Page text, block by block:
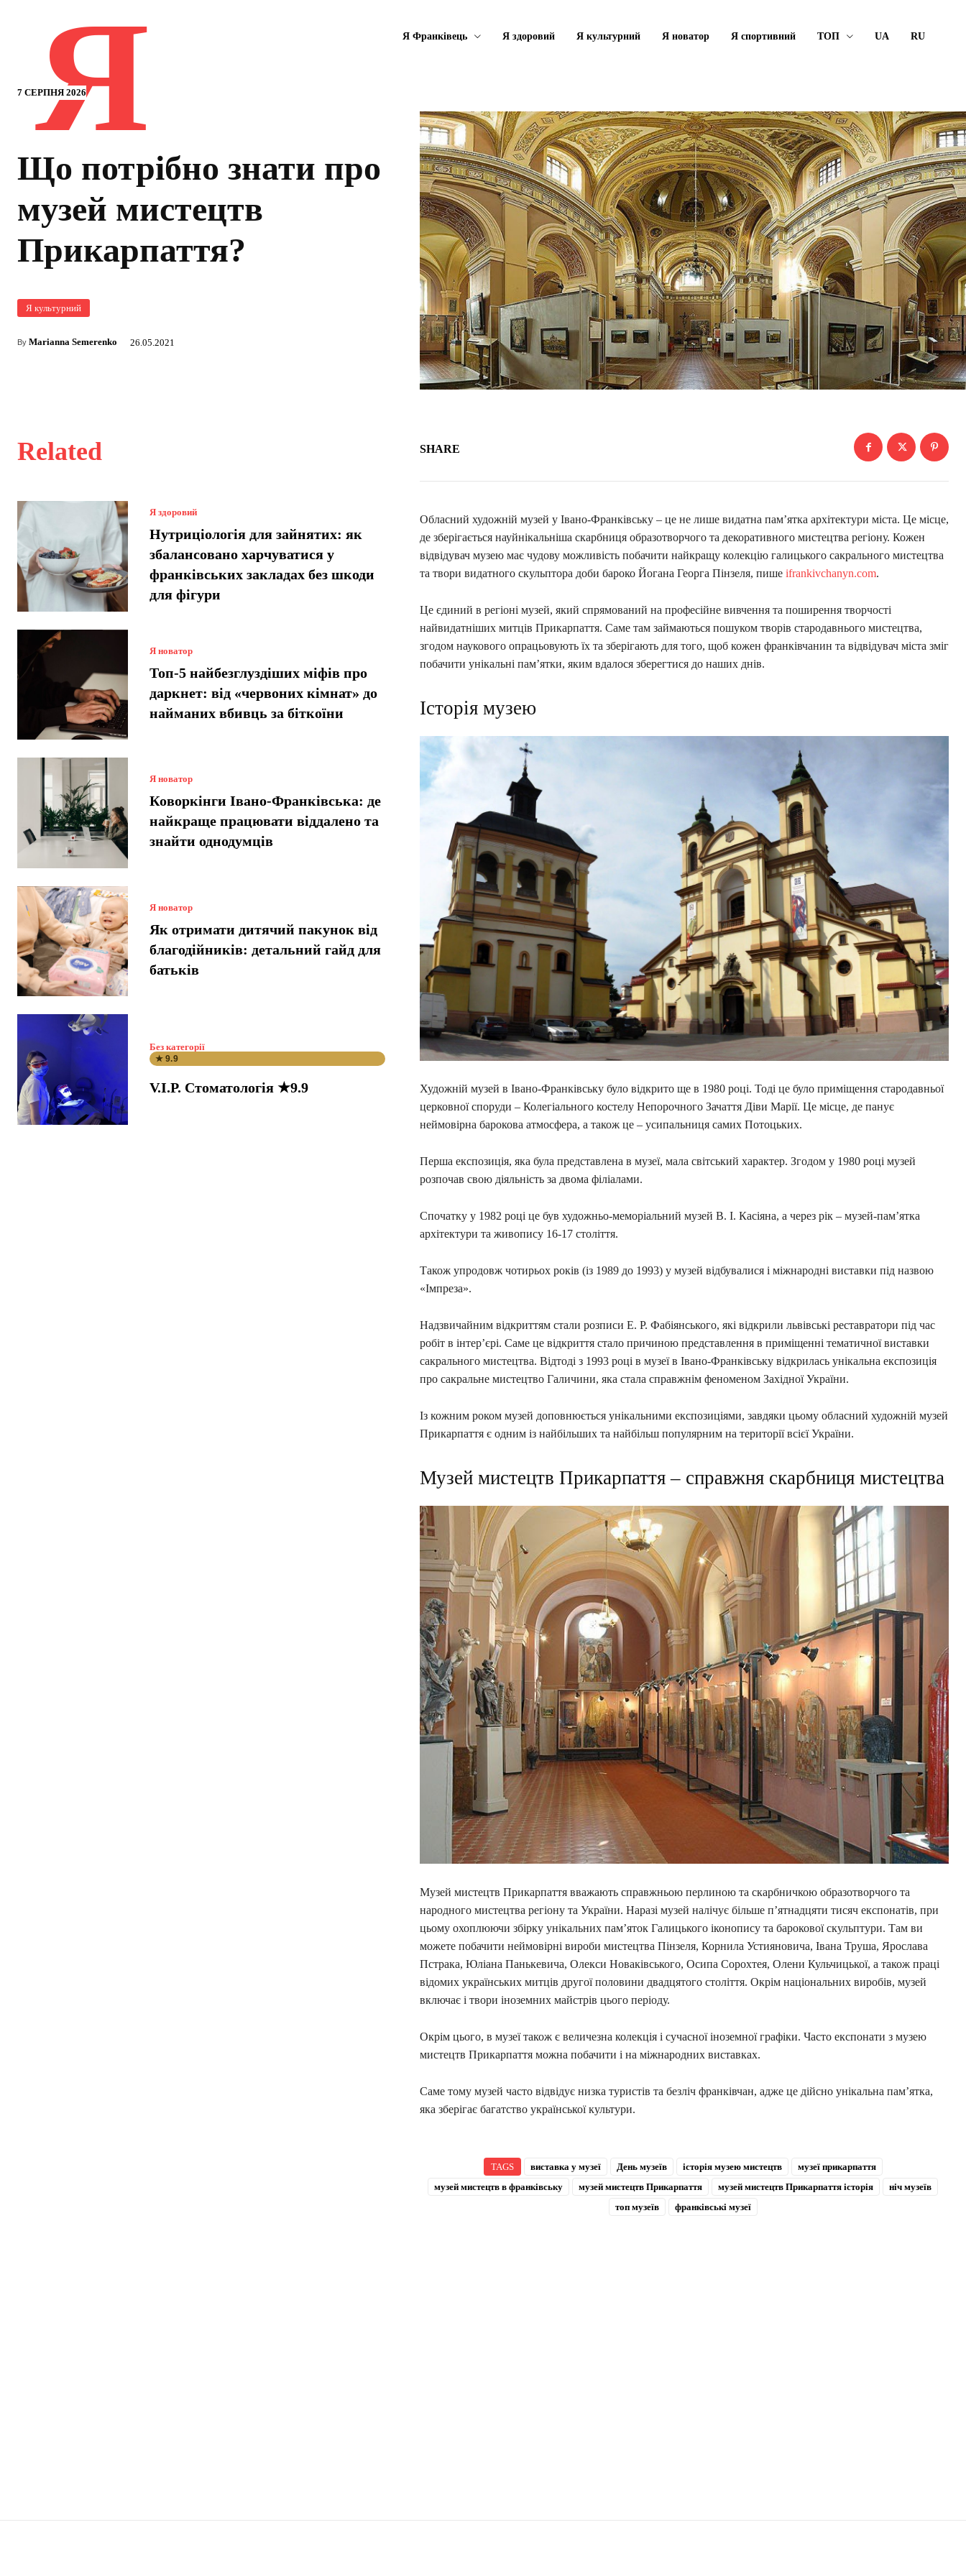
7 СЕРПНЯ 2026
Я Я Франківець Я здоровий Я культурний Я новатор Я спортивний ТОП UA RU
Що потрібно знати про
музей мистецтв
Прикарпаття?
Я культурний
By Marianna Semerenko 26.05.2021
Related
Я здоровий
Нутриціологія для зайнятих: як
збалансовано харчуватися у
франківських закладах без шкоди
для фігури
Я новатор
Топ-5 найбезглуздіших міфів про
даркнет: від «червоних кімнат» до
найманих вбивць за біткоїни
Я новатор
Коворкінги Івано-Франківська: де
найкраще працювати віддалено та
знайти однодумців
Я новатор
Як отримати дитячий пакунок від
благодійників: детальний гайд для
батьків
Без категорії
★ 9.9
V.I.P. Стоматологія ★9.9
SHARE
Обласний художній музей у Івано-Франківську – це не лише видатна пам’ятка архітектури міста. Це місце,
де зберігається науйнікальніша скарбниця образотворчого та декоративного мистецтва регіону. Кожен
відвідувач музею має чудову можливість побачити найкращу колекцію галицького сакрального мистецтва
та твори видатного скульптора доби бароко Йогана Георга Пінзеля, пише ifrankivchanyn.com.
Це єдиний в регіоні музей, який спрямований на професійне вивчення та поширення творчості
найвидатніших митців Прикарпаття. Саме там займаються пошуком творів стародавнього мистецтва,
згодом наукового опрацьовують їх та зберігають для того, щоб кожен франківчанин та відвідувач міста зміг
побачити унікальні пам’ятки, яким вдалося зберегтися до наших днів.
Історія музею
Художній музей в Івано-Франківську було відкрито ще в 1980 році. Тоді це було приміщення стародавньої
церковної споруди – Колегіального костелу Непорочного Зачаття Діви Марії. Це місце, де панує
неймовірна барокова атмосфера, а також це – усипальниця самих Потоцьких.
Перша експозиція, яка була представлена в музеї, мала світський характер. Згодом у 1980 році музей
розпочав свою діяльність за двома філіалами.
Спочатку у 1982 році це був художньо-меморіальний музей В. І. Касіяна, а через рік – музей-пам’ятка
архітектури та живопису 16-17 століття.
Також упродовж чотирьох років (із 1989 до 1993) у музей відбувалися і міжнародні виставки під назвою
«Імпреза».
Надзвичайним відкриттям стали розписи Е. Р. Фабіянського, які відкрили львівські реставратори під час
робіт в інтер’єрі. Саме це відкриття стало причиною представлення в приміщенні тематичної виставки
сакрального мистецтва. Відтоді з 1993 році в музеї в Івано-Франківську відкрилась унікальна експозиція
про сакральне мистецтво Галичини, яка стала справжнім феноменом Західної України.
Із кожним роком музей доповнюється унікальними експозиціями, завдяки цьому обласний художній музей
Прикарпаття є одним із найбільших та найбільш популярним на території всієї України.
Музей мистецтв Прикарпаття – справжня скарбниця мистецтва
Музей мистецтв Прикарпаття вважають справжньою перлиною та скарбничкою образотворчого та
народного мистецтва регіону та України. Наразі музей налічує більше п’ятнадцяти тисяч експонатів, при
цьому охоплюючи збірку унікальних пам’яток Галицького іконопису та барокової скульптури. Там ви
можете побачити неймовірні вироби мистецтва Пінзеля, Корнила Устияновича, Івана Труша, Ярослава
Пстрака, Юліана Панькевича, Олекси Новаківського, Осипа Сорохтея, Олени Кульчицької, а також праці
відомих українських митців другої половини двадцятого століття. Окрім національних виробів, музей
включає і твори іноземних майстрів цього періоду.
Окрім цього, в музеї також є величезна колекція і сучасної іноземної графіки. Часто експонати з музею
мистецтв Прикарпаття можна побачити і на міжнародних виставках.
Саме тому музей часто відвідує низка туристів та безліч франківчан, адже це дійсно унікальна пам’ятка,
яка зберігає багатство української культури.
TAGS виставка у музеї День музеїв історія музею мистецтв
музеї прикарпаття
музей мистецтв в франківську
музей мистецтв Прикарпаття музей мистецтв Прикарпаття історія
ніч музеїв
топ музеїв
франківські музеї